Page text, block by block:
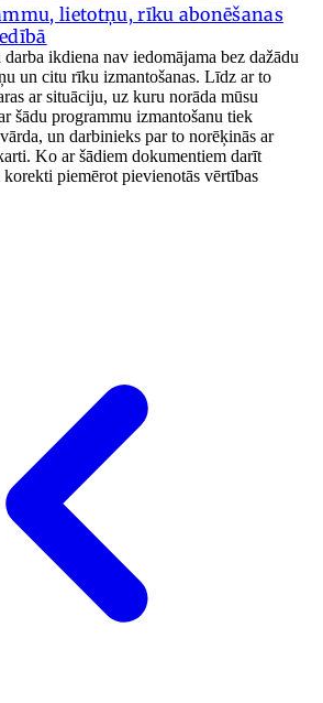
lietotņu, rīku abonēšanas
ikdiena nav iedomājama bez dažādu
un citu rīku izmantošanas. Līdz ar to
ar situāciju, uz kuru norāda mūsu
šādu programmu izmantošanu tiek
un darbinieks par to norēķinās ar
Ko ar šādiem dokumentiem darīt
piemērot pievienotās vērtības